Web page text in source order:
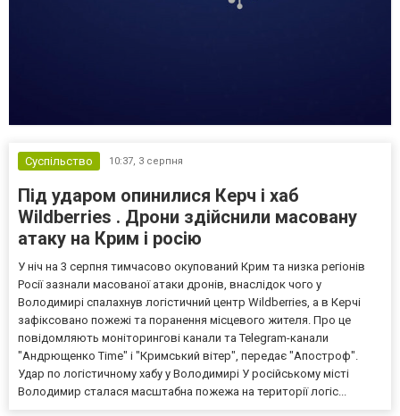
Суспільство 10:37, 3 серпня
Під ударом опинилися Керч і хаб
Wildberries . Дрони здійснили масовану
атаку на Крим і росію
У ніч на 3 серпня тимчасово окупований Крим та низка регіонів
Росії зазнали масованої атаки дронів, внаслідок чого у
Володимирі спалахнув логістичний центр Wildberries, а в Керчі
зафіксовано пожежі та поранення місцевого жителя. Про це
повідомляють моніторингові канали та Telegram-канали
"Андрющенко Time" і "Кримський вітер", передає "Апостроф".
Удар по логістичному хабу у Володимирі У російському місті
Володимир сталася масштабна пожежа на території логіс...